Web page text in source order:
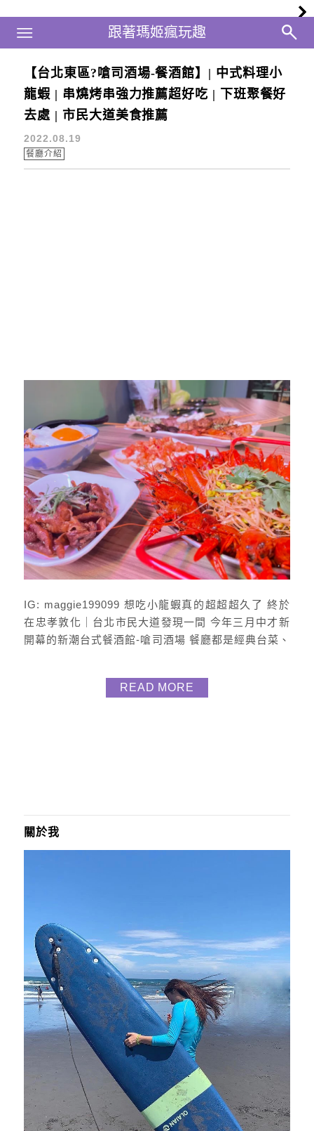
跟著瑪姬瘋玩趣
跟著瑪姬瘋玩趣
Main Menu
台北台菜
【台北東區?嗆司酒場-餐酒館】| 中式料理小
龍蝦 | 串燒烤串強力推薦超好吃 | 下班聚餐好
去處 | 市民大道美食推薦
2022.08.19
餐廳介紹
IG: maggie199099 想吃小龍蝦真的超超超久了 終於
在忠孝敦化｜台北市民大道發現一間 今年三月中才新
開幕的新潮台式餐酒館-嗆司酒場 餐廳都是經典台菜、
拍不停 嗆司酒場可說是餐廳/居酒屋/小酒吧 除了每道
READ MORE
關於我